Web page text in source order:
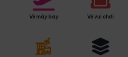
Vé máy bay Vé vui chơi